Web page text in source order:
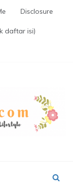
Disclosure
daftar isi)